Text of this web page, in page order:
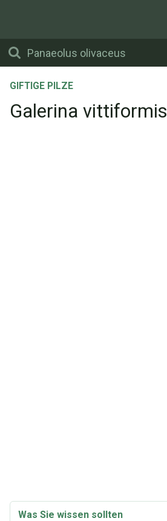
GIFTIGE PILZE
Galerina vittiformis
Was Sie wissen sollten